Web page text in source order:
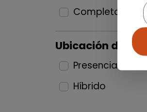
Completa
Ubicación del
Presencial
Híbrido